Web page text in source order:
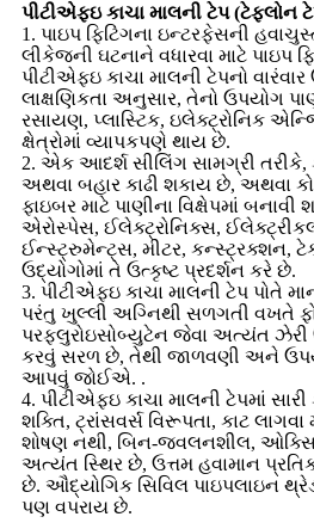
પીટીએફઇ કાચા માલની ટેપ (ટેફલોન
1. પાઇપ ફિટિંગના ઇન્ટરફેસની
લીકેજની ઘટનાને વધારવા માટે પાઇપ
પીટીએફઇ કાચા માલની ટેપનો
લાક્ષણિકતા અનુસાર, તેનો ઉપયોગ
રસાયણ, પ્લાસ્ટિક, ઇલેક્ટ્રોનિક
ક્ષેત્રોમાં વ્યાપકપણે થાય છે.
2. એક આદર્શ સીલિંગ સામગ્રી
અથવા બહાર કાઢી શકાય છે, અથવા
ફાઇબર માટે પાણીના વિક્ષેપમાં
એરોસ્પેસ, ઈલેક્ટ્રોનિક્સ,
ઈન્સ્ટ્રુમેન્ટ્સ, મીટર, કન્સ્ટ્રક્શન,
ઉદ્યોગોમાં તે ઉત્કૃષ્ટ પ્રદર્શન કરે છે.
3. પીટીએફઇ કાચા માલની ટેપ પોતે
પરંતુ ખુલ્લી અગ્નિથી સળગતી વખતે
પરફ્લુરોઇસોબ્યુટેન જેવા અત્યંત ઝેરી
કરવું સરળ છે, તેથી જાળવણી અને
આપવું જોઈએ. .
4. પીટીએફઇ કાચા માલની ટેપમાં
શક્તિ, ટ્રાંસવર્સ વિરૂપતા, કાટ
શોષણ નથી, બિન-જ્વલનશીલ,
અત્યંત સ્થિર છે, ઉત્તમ હવામાન
છે. ઔદ્યોગિક સિવિલ પાઇપલાઇન
પણ વપરાય છે.